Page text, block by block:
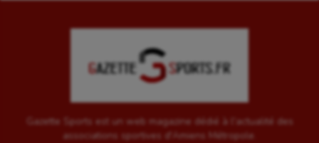
Gazette Sports est un web magazine dédié à l'actualité des
associations sportives d'Amiens Métropole.